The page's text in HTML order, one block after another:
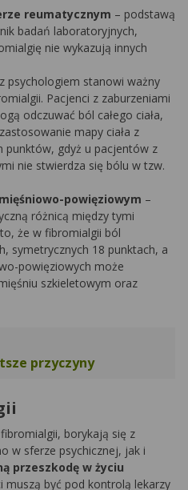
reumatycznym – podstawą
badań laboratoryjnych,
nie wykazują innych
psychologiem stanowi ważny
Pacjenci z zaburzeniami
odczuwać ból całego ciała,
mapy ciała z
punktów, gdyż u pacjentów z
nie stwierdza się bólu w tzw.
powięziowym –
różnicą między tymi
że w fibromialgii ból
symetrycznych 18 punktach, a
powięziowych może
szkieletowym oraz
przyczyny
borykają się z
w sferze psychicznej, jak i
przeszkodę w życiu
muszą być pod kontrolą lekarzy